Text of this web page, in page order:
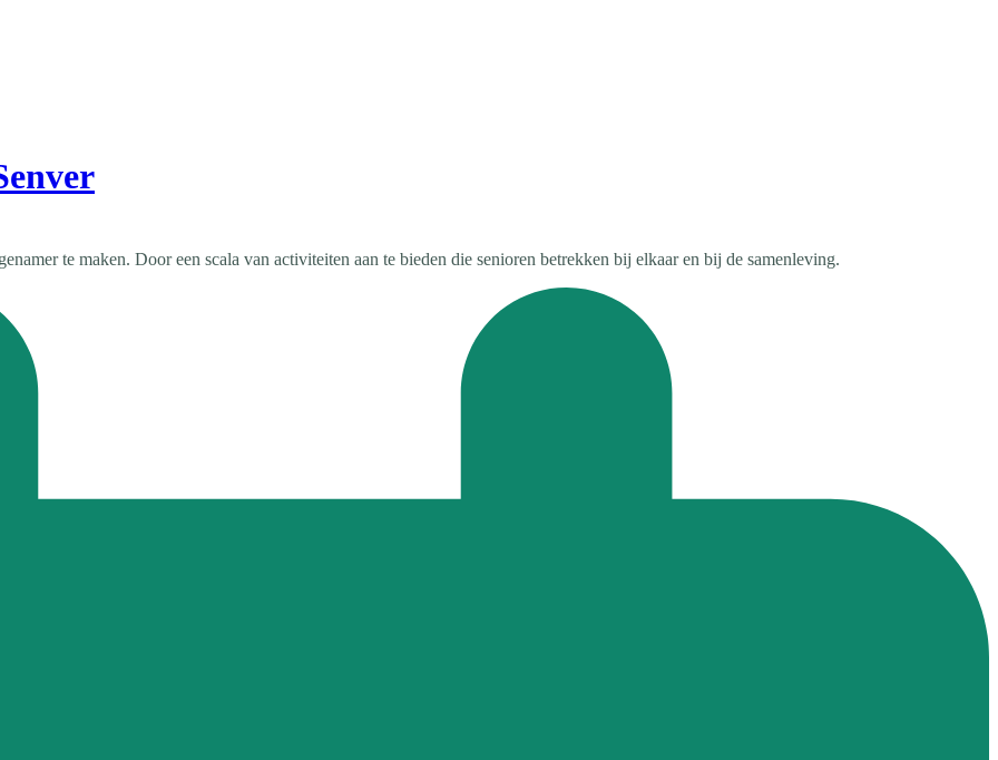
te maken. Door een scala van activiteiten aan te bieden die senioren betrekken bij elkaar en bij de samenleving.